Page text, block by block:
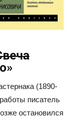
(1890-
писатель
остановился